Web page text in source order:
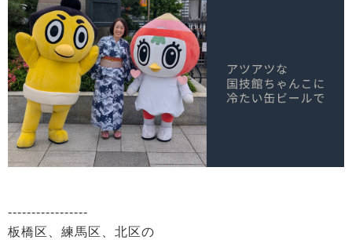
-----------------
板橋区、練馬区、北区の